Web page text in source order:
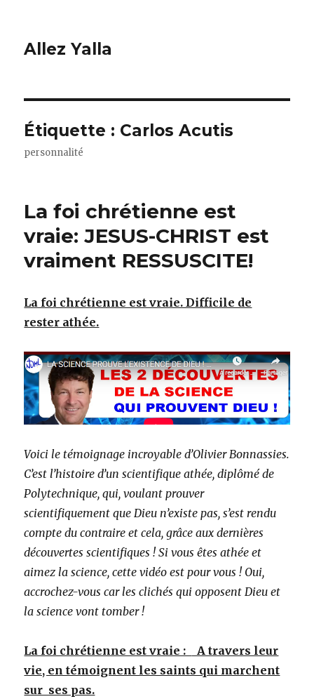
Allez Yalla
Étiquette : Carlos Acutis
personnalité
La foi chrétienne est
vraie: JESUS-CHRIST est
vraiment RESSUSCITE!
La foi chrétienne est vraie. Difficile de
rester athée.
Voici le témoignage incroyable d’Olivier Bonnassies.
C’est l’histoire d’un scientifique athée, diplômé de
Polytechnique, qui, voulant prouver
scientifiquement que Dieu n’existe pas, s’est rendu
compte du contraire et cela, grâce aux dernières
découvertes scientifiques ! Si vous êtes athée et
aimez la science, cette vidéo est pour vous ! Oui,
accrochez-vous car les clichés qui opposent Dieu et
la science vont tomber !
La foi chrétienne est vraie :
A travers leur
vie, en témoignent les saints qui marchent
sur ses pas.